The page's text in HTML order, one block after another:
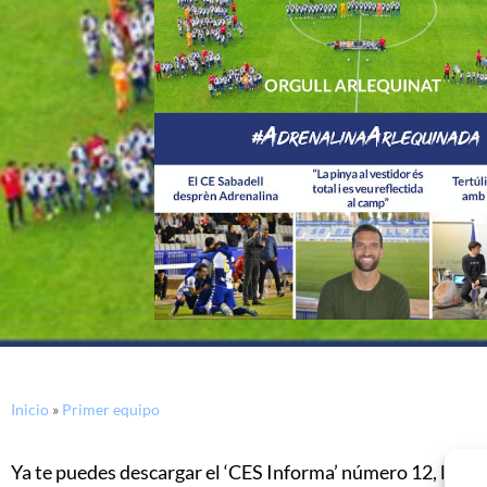
Inicio » Primer equipo
Ya te puedes descargar el ‘CES Informa’ número 12, la